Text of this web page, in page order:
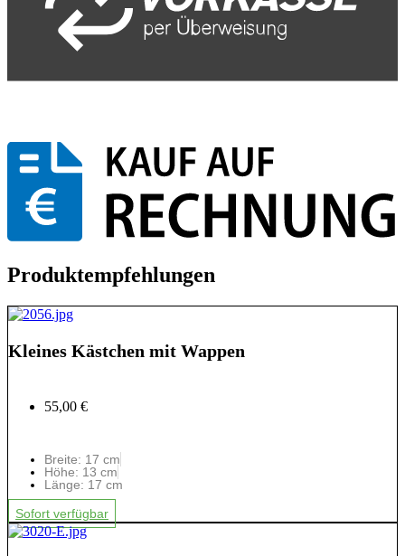
Produktempfehlungen
Kleines Kästchen mit Wappen
55,00 €
Breite: 17 cm
Höhe: 13 cm
Länge: 17 cm
Sofort verfügbar